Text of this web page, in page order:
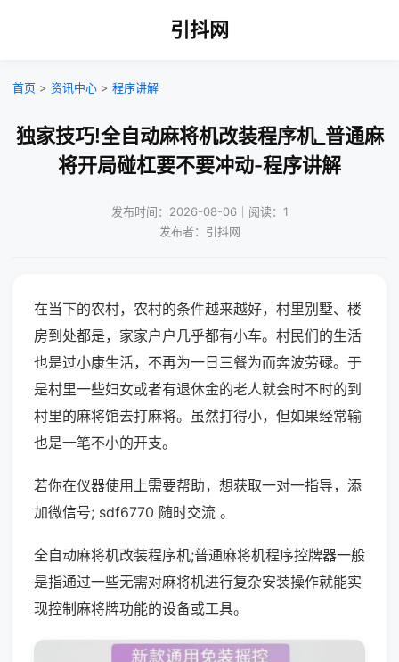
引抖网
首页 > 资讯中心 > 程序讲解
独家技巧!全自动麻将机改装程序机_普通麻
将开局碰杠要不要冲动-程序讲解
发布时间：2026-08-06｜阅读：1
发布者：引抖网
在当下的农村，农村的条件越来越好，村里别墅、楼
房到处都是，家家户户几乎都有小车。村民们的生活
也是过小康生活，不再为一日三餐为而奔波劳碌。于
是村里一些妇女或者有退休金的老人就会时不时的到
村里的麻将馆去打麻将。虽然打得小，但如果经常输
也是一笔不小的开支。
若你在仪器使用上需要帮助，想获取一对一指导，添
加微信号; sdf6770 随时交流 。
全自动麻将机改装程序机;普通麻将机程序控牌器一般
是指通过一些无需对麻将机进行复杂安装操作就能实
现控制麻将牌功能的设备或工具。